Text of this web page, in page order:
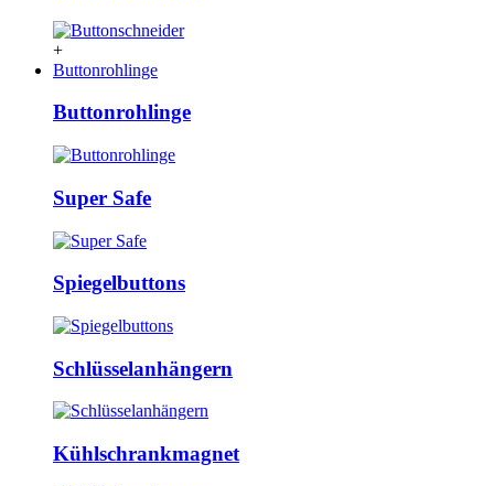
+
Buttonrohlinge
Buttonrohlinge
Super Safe
Spiegelbuttons
Schlüsselanhängern
Kühlschrankmagnet